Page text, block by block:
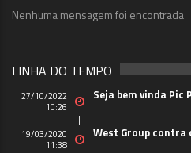
Nenhuma mensagem foi encontrada
LINHA DO TEMPO
27/10/2022
10:26
Seja bem vinda Pic
19/03/2020
11:38
West Group contra